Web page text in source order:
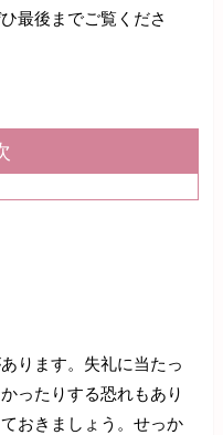
最後までご覧くださ
ります。失礼に当たっ
ったりする恐れもあり
おきましょう。せっか